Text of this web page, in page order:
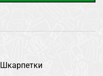
Шкарпетки